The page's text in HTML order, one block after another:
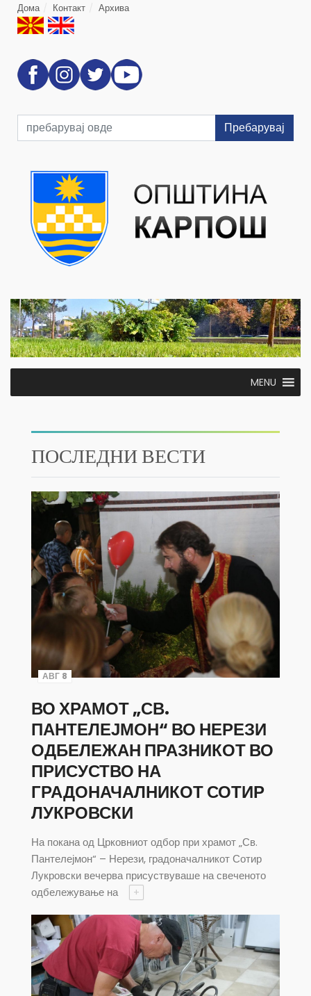
Дома Контакт Архива
Пребарувај
MENU
ПОСЛЕДНИ ВЕСТИ
АВГ 8
ВО ХРАМОТ „СВ.
ПАНТЕЛЕЈМОН“ ВО НЕРЕЗИ
ОДБЕЛЕЖАН ПРАЗНИКОТ ВО
ПРИСУСТВО НА
ГРАДОНАЧАЛНИКОТ СОТИР
ЛУКРОВСКИ
На покана од Црковниот одбор при храмот „Св.
Пантелејмон“ – Нерези, градоначалникот Сотир
Лукровски вечерва присуствуваше на свеченото
одбележување на
+